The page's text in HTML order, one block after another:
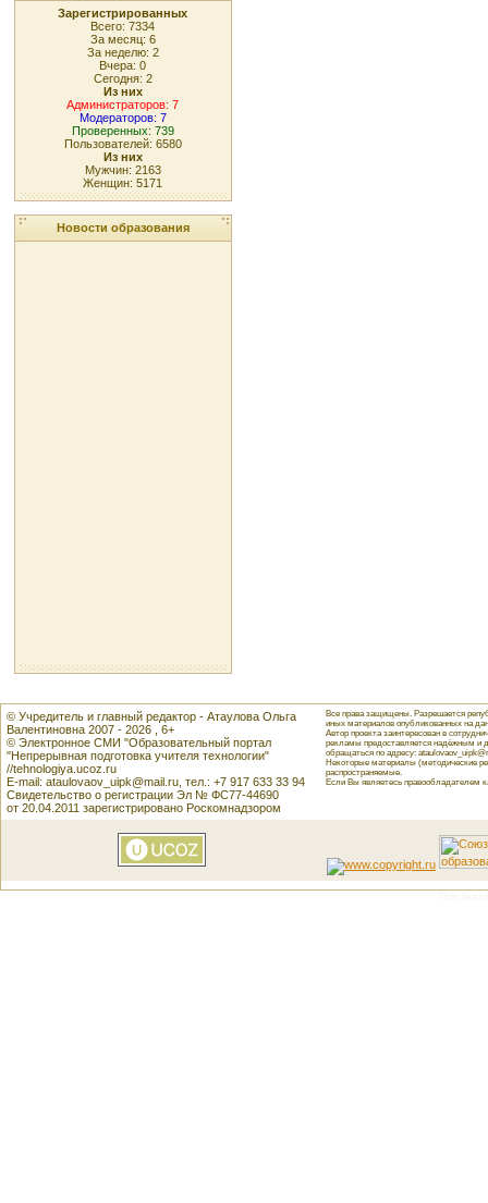
Зарегистрированных
Всего: 7334
За месяц: 6
За неделю: 2
Вчера: 0
Сегодня: 2
Из них
Администраторов: 7
Модераторов: 7
Проверенных: 739
Пользователей: 6580
Из них
Мужчин: 2163
Женщин: 5171
Новости образования
© Учредитель и главный редактор - Атаулова Ольга
Валентиновна 2007 - 2026 , 6+
© Электронное СМИ "Образовательный портал
"Непрерывная подготовка учителя технологии"
//tehnologiya.ucoz.ru
E-mail: ataulovaov_uipk@mail.ru, тел.: +7 917 633 33 94
Свидетельство о регистрации Эл № ФС77-44690
от 20.04.2011 зарегистрировано Роскомнадзором
Все права защищены. Разрешается
иных материалов опубликованных на
Автор проекта заинтересован в
рекламы предоставляется надёжным и
обращаться по адресу:
Некоторые материалы (методические
распространяемые.
Если Вы являетесь правообладателем